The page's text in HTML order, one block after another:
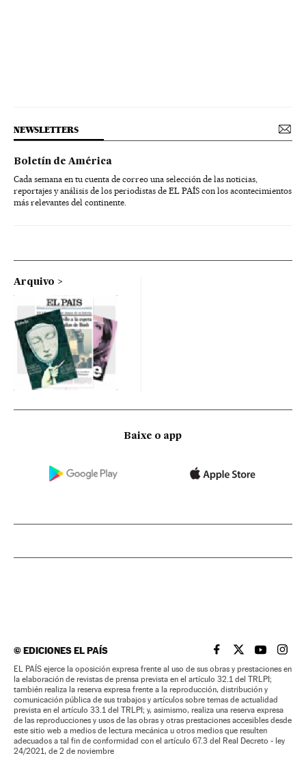
NEWSLETTERS
Boletín de América
Cada semana en tu cuenta de correo una selección de las noticias,
reportajes y análisis de los periodistas de EL PAÍS con los acontecimientos
más relevantes del continente.
Arquivo
Baixe o app
©EDICIONES EL PAÍS EL PAÍS BRASIL EN
EL PAÍSEL PAÍS
EL
EL PAÍS ejerce la oposición expresa frente al uso de sus obras y prestaciones en
la elaboración de revistas de prensa prevista en el artículo 32.1 del TRLPI;
también realiza la reserva expresa frente a la reproducción, distribución y
comunicación pública de sus trabajos y artículos sobre temas de actualidad
prevista en el artículo 33.1 del TRLPI; y, asimismo, realiza una reserva expresa
de las reproducciones y usos de las obras y otras prestaciones accesibles desde
este sitio web a medios de lectura mecánica u otros medios que resulten
adecuados a tal fin de conformidad con el artículo 67.3 del Real Decreto - ley
24/2021, de 2 de noviembre